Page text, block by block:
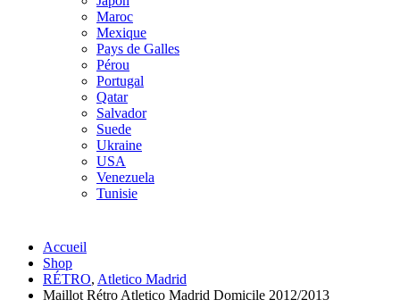
Maroc
Mexique
Pays de Galles
Pérou
Portugal
Qatar
Salvador
Suede
Ukraine
USA
Venezuela
Tunisie
Accueil
Shop
RÉTRO, Atletico Madrid
Maillot Rétro Atletico Madrid Domicile 2012/2013